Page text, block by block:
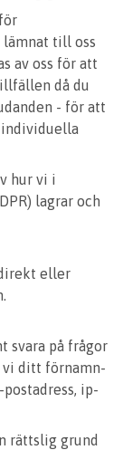
lämnat till oss
av oss för att
då du
- för att
individuella
hur vi i
lagrar och
eller
svara på frågor
ditt förnamn-
ip-
rättslig grund